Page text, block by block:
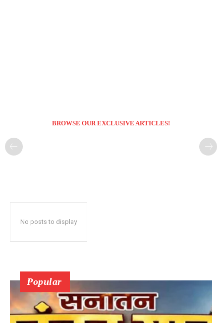
BROWSE OUR EXCLUSIVE ARTICLES!
No posts to display
Popular